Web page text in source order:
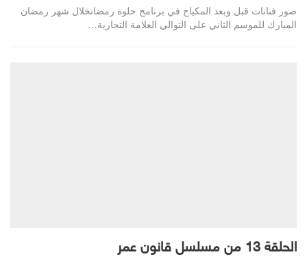
صور فنانات قبل وبعد المكياج في برنامج حلوة رمضانخلال شهر رمضان
المبارك للموسم الثاني على التوالي العلامة التجارية…
الحلقة 13 من مسلسل قانون عمر